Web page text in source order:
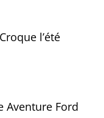
l’été
Aventure Ford